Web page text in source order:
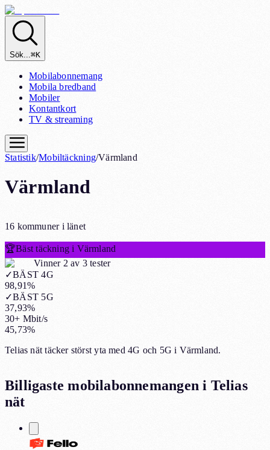
Sök...⌘K
Mobilabonnemang
Mobila bredband
Mobiler
Kontantkort
TV & streaming
Statistik/Mobiltäckning/Värmland
Värmland
16 kommuner i länet
🏆Bäst täckning i Värmland
Vinner 2 av 3 tester
✓BÄST 4G
98,91%
✓BÄST 5G
37,93%
30+ Mbit/s
45,73%
Telias nät täcker störst yta med 4G och 5G i Värmland.
Billigaste mobilabonnemangen i Telias
nät